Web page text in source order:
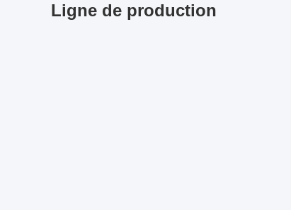
Ligne de production